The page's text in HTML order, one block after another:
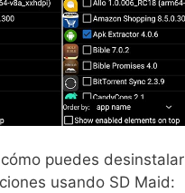
puedes desinstalar
usando SD Maid: